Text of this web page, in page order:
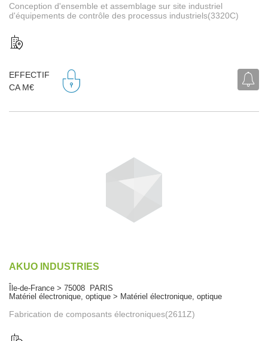
Conception d'ensemble et assemblage sur site industriel
d'équipements de contrôle des processus industriels(3320C)
EFFECTIF
CA M€
AKUO INDUSTRIES
Île-de-France > 75008 PARIS
Matériel électronique, optique > Matériel électronique, optique
Fabrication de composants électroniques(2611Z)